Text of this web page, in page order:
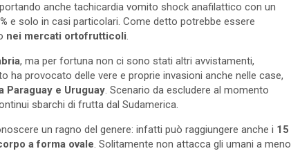
portando anche tachicardia vomito shock anafilattico con un
e solo in casi particolari. Come detto potrebbe essere
nei mercati ortofrutticoli
, ma per fortuna non ci sono stati altri avvistamenti,
ha provocato delle vere e proprie invasioni anche nelle case,
Paraguay e Uruguay . Scenario da escludere al momento
sbarchi di frutta dal Sudamerica.
un ragno del genere: infatti può raggiungere anche i 15
a forma ovale . Solitamente non attacca gli umani a meno